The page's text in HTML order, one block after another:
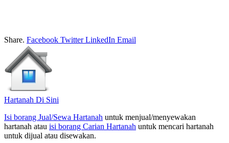
Share. Facebook Twitter LinkedIn Email
Hartanah Di Sini
Isi borang Jual/Sewa Hartanah untuk menjual/menyewakan
hartanah atau isi borang Carian Hartanah untuk mencari hartanah
untuk dijual atau disewakan.